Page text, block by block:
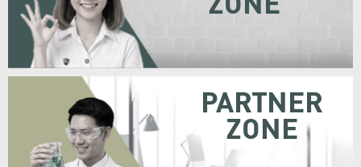
PARTNER
ZONE